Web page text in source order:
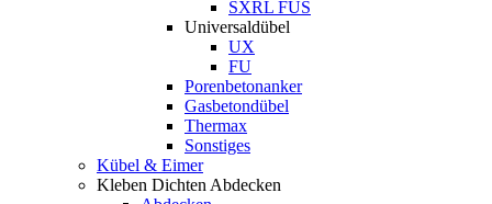
SXRL FUS
Universaldübel
UX
FU
Porenbetonanker
Gasbetondübel
Thermax
Sonstiges
Kübel & Eimer
Kleben Dichten Abdecken